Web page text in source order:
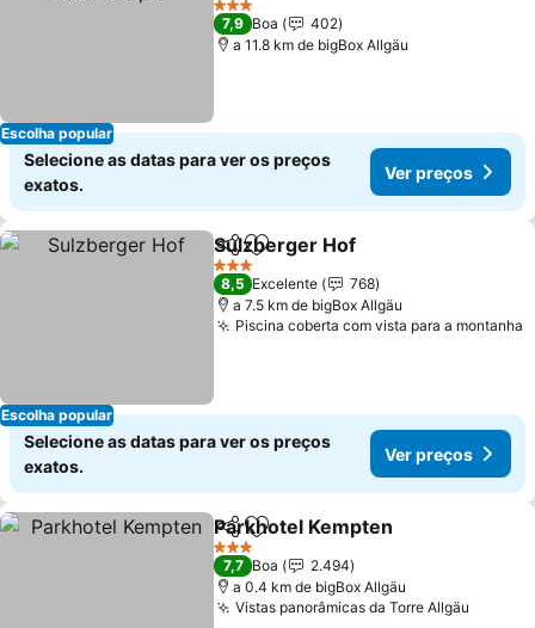
Escolha popular
3 Estrelas
7,9 Boa
402
a 11.8 km de bigBox Allgäu
Selecione as datas para ver os preços
exatos.
Ver preços
Escolha popular
PartilharAdicionar aos favoritos
Sulzberger Hof
3 Estrelas
8,5 Excelente
768
a 7.5 km de bigBox Allgäu
Piscina coberta com vista para a montanha
Selecione as datas para ver os preços
exatos.
Ver preços
PartilharAdicionar aos favoritos
Parkhotel Kempten
3 Estrelas
7,7 Boa
2.494
a 0.4 km de bigBox Allgäu
Vistas panorâmicas da Torre Allgäu